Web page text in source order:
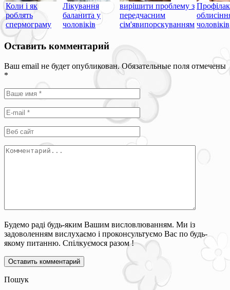
Коли і як
роблять
спермограму
Лікування
баланита у
чоловіків
вирішити проблему з
передчасним
сім'явипорскуванням чоловіків
Оставить комментарий
Ваш email не будет опубликован. Обязательные поля отмечены
*
Будемо раді будь-яким Вашим висловлюванням. Ми із
задоволенням вислухаємо і проконсультуємо Вас по будь-
якому питанню. Спілкуємося разом !
Пошук